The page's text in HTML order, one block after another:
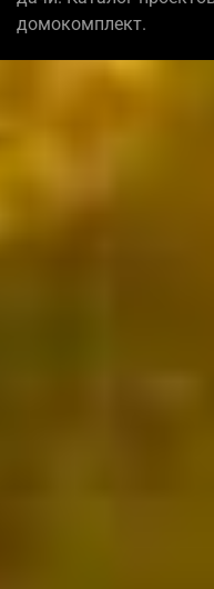
домокомплект.